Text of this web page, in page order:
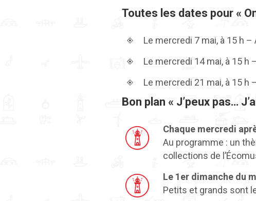
Toutes les dates pour «
Le mercredi 7 mai, à 15 h
Le mercredi 14 mai, à 15 h
Le mercredi 21 mai, à 15 h
Bon plan « J’peux pas…
Chaque mercredi
Au programme : un
collections de
Le 1er dimanche du
Petits et grands sont